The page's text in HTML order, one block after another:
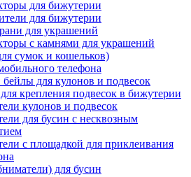
для бижутерии
для бижутерии
для украшений
с камнями для украшений
сумок и кошельков)
телефона
для кулонов и подвесок
крепления подвесок в бижутерии
кулонов и подвесок
для бусин с несквозным
с площадкой для приклеивания
для бусин